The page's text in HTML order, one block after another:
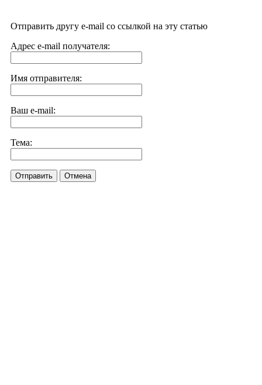
Отправить другу e-mail со ссылкой на эту статью
Адрес e-mail получателя:
Имя отправителя:
Ваш e-mail:
Тема:
Отправить Отмена